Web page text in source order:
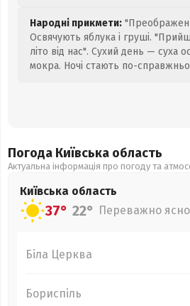
Народні прикмети:
Освячують яблука і груші.
літо від нас". Сухий день — суха
мокра. Ночі стають по-
Погода Київська область
Актуальна інформація про погоду та
Київська область
37° 22° Переважно ясно
Біла Церква
Бориспіль